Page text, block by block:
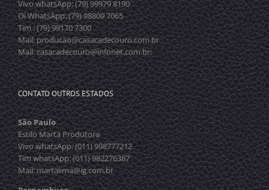
Vivo whatsApp: (79) 99979 8190
Oi WhatsApp: (79) 98809 7065
Tim : (79) 99170 7300
Mail: producao@casacadecouro.com.br
Mail: casacadecouro@infonet.com.br;
CONTATO OUTROS ESTADOS
São Paulo
Estilo Marta Produtora
Vivo whatsApp: (011) 998777212
Tim whatsApp: (011) 982276387
Mail: martalima@ig.com.br